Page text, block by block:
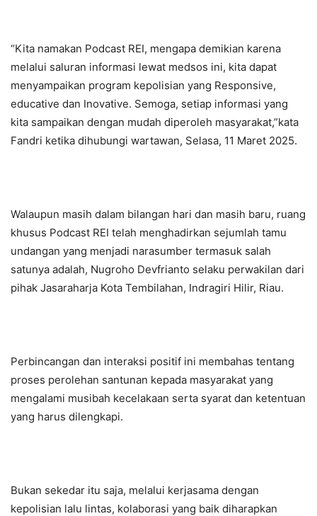
“Kita namakan Podcast REI, mengapa demikian karena
melalui saluran informasi lewat medsos ini, kita dapat
menyampaikan program kepolisian yang Responsive,
educative dan Inovative. Semoga, setiap informasi yang
kita sampaikan dengan mudah diperoleh masyarakat,”kata
Fandri ketika dihubungi wartawan, Selasa, 11 Maret 2025.
Walaupun masih dalam bilangan hari dan masih baru, ruang
khusus Podcast REI telah menghadirkan sejumlah tamu
undangan yang menjadi narasumber termasuk salah
satunya adalah, Nugroho Devfrianto selaku perwakilan dari
pihak Jasaraharja Kota Tembilahan, Indragiri Hilir, Riau.
Perbincangan dan interaksi positif ini membahas tentang
proses perolehan santunan kepada masyarakat yang
mengalami musibah kecelakaan serta syarat dan ketentuan
yang harus dilengkapi.
Bukan sekedar itu saja, melalui kerjasama dengan
kepolisian lalu lintas, kolaborasi yang baik diharapkan